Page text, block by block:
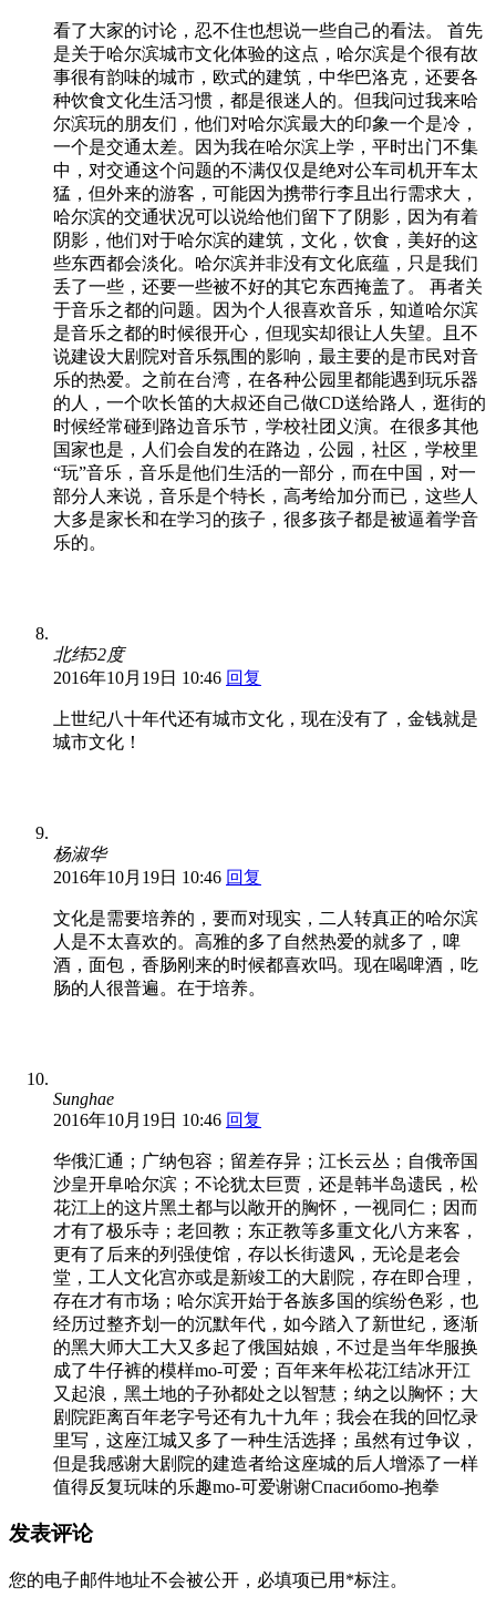
看了大家的讨论，忍不住也想说一些自己的看法。 首先
是关于哈尔滨城市文化体验的这点，哈尔滨是个很有故
事很有韵味的城市，欧式的建筑，中华巴洛克，还要各
种饮食文化生活习惯，都是很迷人的。但我问过我来哈
尔滨玩的朋友们，他们对哈尔滨最大的印象一个是冷，
一个是交通太差。因为我在哈尔滨上学，平时出门不集
中，对交通这个问题的不满仅仅是绝对公车司机开车太
猛，但外来的游客，可能因为携带行李且出行需求大，
哈尔滨的交通状况可以说给他们留下了阴影，因为有着
阴影，他们对于哈尔滨的建筑，文化，饮食，美好的这
些东西都会淡化。哈尔滨并非没有文化底蕴，只是我们
丢了一些，还要一些被不好的其它东西掩盖了。 再者关
于音乐之都的问题。因为个人很喜欢音乐，知道哈尔滨
是音乐之都的时候很开心，但现实却很让人失望。且不
说建设大剧院对音乐氛围的影响，最主要的是市民对音
乐的热爱。之前在台湾，在各种公园里都能遇到玩乐器
的人，一个吹长笛的大叔还自己做CD送给路人，逛街的
时候经常碰到路边音乐节，学校社团义演。在很多其他
国家也是，人们会自发的在路边，公园，社区，学校里
“玩”音乐，音乐是他们生活的一部分，而在中国，对一
部分人来说，音乐是个特长，高考给加分而已，这些人
大多是家长和在学习的孩子，很多孩子都是被逼着学音
乐的。
北纬52度
2016年10月19日 10:46 回复
上世纪八十年代还有城市文化，现在没有了，金钱就是
城市文化！
杨淑华
2016年10月19日 10:46 回复
文化是需要培养的，要而对现实，二人转真正的哈尔滨
人是不太喜欢的。高雅的多了自然热爱的就多了，啤
酒，面包，香肠刚来的时候都喜欢吗。现在喝啤酒，吃
肠的人很普遍。在于培养。
Sunghae
2016年10月19日 10:46 回复
华俄汇通；广纳包容；留差存异；江长云丛；自俄帝国
沙皇开阜哈尔滨；不论犹太巨贾，还是韩半岛遗民，松
花江上的这片黑土都与以敞开的胸怀，一视同仁；因而
才有了极乐寺；老回教；东正教等多重文化八方来客，
更有了后来的列强使馆，存以长街遗风，无论是老会
堂，工人文化宫亦或是新竣工的大剧院，存在即合理，
存在才有市场；哈尔滨开始于各族多国的缤纷色彩，也
经历过整齐划一的沉默年代，如今踏入了新世纪，逐渐
的黑大师大工大又多起了俄国姑娘，不过是当年华服换
成了牛仔裤的模样mo-可爱；百年来年松花江结冰开江
又起浪，黑土地的子孙都处之以智慧；纳之以胸怀；大
剧院距离百年老字号还有九十九年；我会在我的回忆录
里写，这座江城又多了一种生活选择；虽然有过争议，
但是我感谢大剧院的建造者给这座城的后人增添了一样
值得反复玩味的乐趣mo-可爱谢谢Спасибоmo-抱拳
发表评论
您的电子邮件地址不会被公开， 必填项已用 *标注。